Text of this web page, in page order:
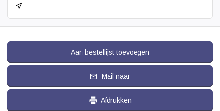
Aan bestellijst toevoegen
Mail naar
Afdrukken